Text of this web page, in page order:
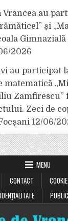
Vrancea au
și
Gimnazială
2026
au participat
Zeci de
12/06/
MENU
CONTACT COOKIE